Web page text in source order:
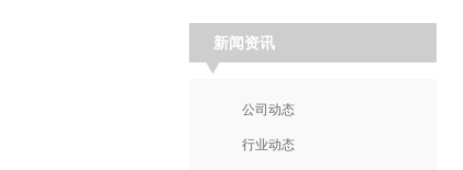
新闻资讯
公司动态
行业动态